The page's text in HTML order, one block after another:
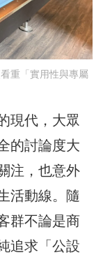
重「實用性與專屬
現代，大眾
的討論度大
注，也意外
活動線。隨
群不論是商
追求「公設